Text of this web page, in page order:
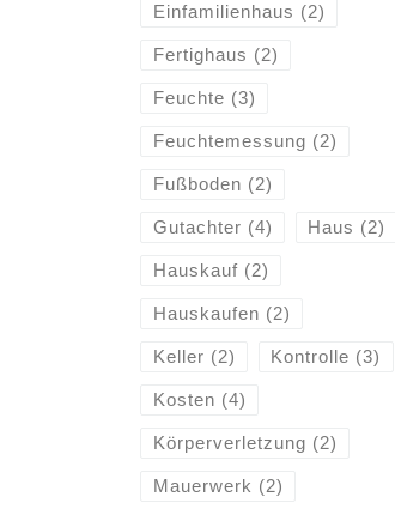
Einfamilienhaus (2)
Fertighaus (2)
Feuchte (3)
Feuchtemessung (2)
Fußboden (2)
Gutachter (4) Haus (2)
Hauskauf(2)
Hauskaufen (2)
Keller (2) Kontrolle (3)
Kosten (4)
Körperverletzung (2)
Mauerwerk (2)